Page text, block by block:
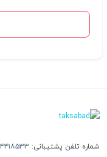
شماره تلفن پشتیبانی: